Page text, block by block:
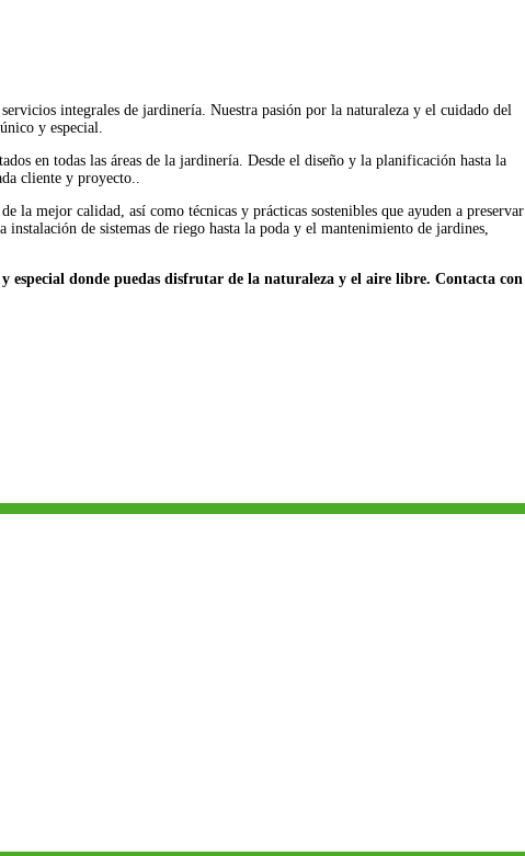
integrales de jardinería. Nuestra pasión por la naturaleza y el cuidado del
y especial.
en todas las áreas de la jardinería. Desde el diseño y la planificación hasta la
cliente y proyecto..
la mejor calidad, así como técnicas y prácticas sostenibles que ayuden a preservar
de sistemas de riego hasta la poda y el mantenimiento de jardines,
donde puedas disfrutar de la naturaleza y el aire libre. Contacta con